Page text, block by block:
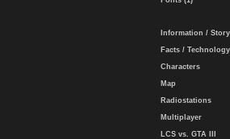
Information / Story
Facts / Technology
Characters
Map
Radiostations
Multiplayer
LCS vs. GTA III